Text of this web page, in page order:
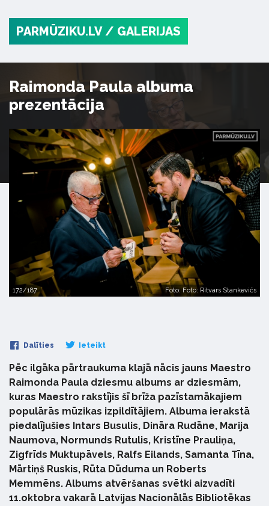
PARMŪZIKU.LV / GALERIJAS
Raimonda Paula albuma
prezentācija
172/187 Foto: Foto: Ritvars Stankevičs
Dalīties Ieteikt
Pēc ilgāka pārtraukuma klajā nācis jauns Maestro
Raimonda Paula dziesmu albums ar dziesmām,
kuras Maestro rakstījis šī brīža pazīstamākajiem
populārās mūzikas izpildītājiem. Albuma ierakstā
piedalījušies Intars Busulis, Dināra Rudāne, Marija
Naumova, Normunds Rutulis, Kristīne Prauliņa,
Zigfrīds Muktupāvels, Ralfs Eilands, Samanta Tīna,
Mārtiņš Ruskis, Rūta Dūduma un Roberts
Memmēns. Albums atvēršanas svētki aizvadīti
11.oktobra vakarā Latvijas Nacionālās Bibliotēkas